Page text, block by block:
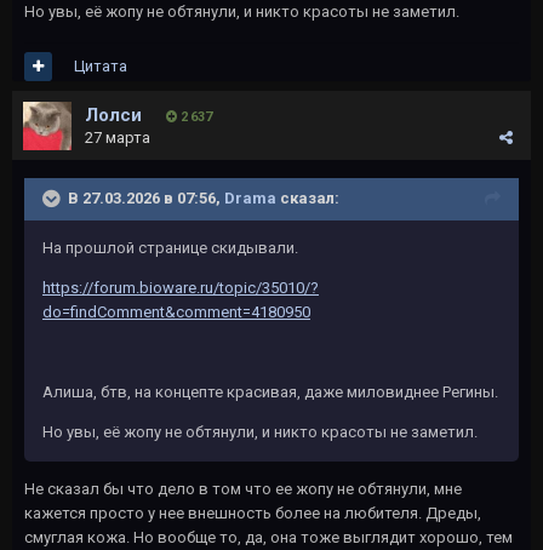
Но увы, её жопу не обтянули, и никто красоты не заметил.
Цитата
Лолси 2 637
27 марта
В 27.03.2026 в 07:56, Drama сказал:
На прошлой странице скидывали.
https://forum.bioware.ru/topic/35010/?
do=findComment&comment=4180950
Алиша, бтв, на концепте красивая, даже миловиднее Регины.
Но увы, её жопу не обтянули, и никто красоты не заметил.
Не сказал бы что дело в том что ее жопу не обтянули, мне
кажется просто у нее внешность более на любителя. Дреды,
смуглая кожа. Но вообще то, да, она тоже выглядит хорошо, тем